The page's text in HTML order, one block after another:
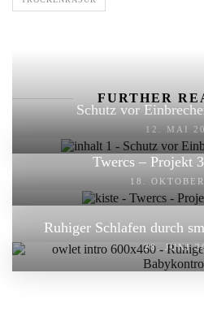
FURTHER
Schutz vor
12. MAI
Twercs – Projekt
18.
Ruhiger Schlafen durch
28. JUNI